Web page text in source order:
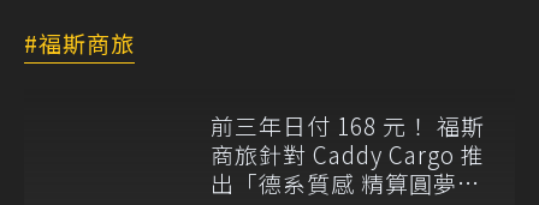
福斯商旅
前三年日付 168 元！ 福斯
商旅針對 Caddy Cargo 推
出「德系質感 精算圓夢」